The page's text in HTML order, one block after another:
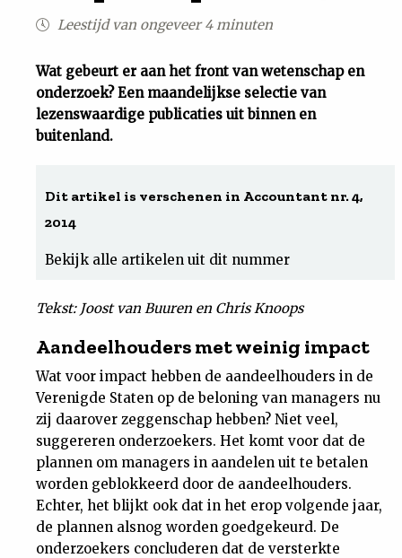
Uit
Feiten
Tuchtrecht
Magazine
Podcast
Dossiers
Nieuwsbrief
Leestijd van ongeveer 4 minuten
Wat gebeurt er aan het front van wetenschap en
onderzoek? Een maandelijkse selectie van
lezenswaardige publicaties uit binnen en
buitenland.
Dit artikel is verschenen in Accountant nr. 4,
2014
Bekijk alle artikelen uit dit nummer
Tekst: Joost van Buuren en Chris Knoops
Aandeelhouders met weinig impact
Wat voor impact hebben de aandeelhouders in de
Verenigde Staten op de beloning van managers nu
zij daarover zeggenschap hebben? Niet veel,
suggereren onderzoekers. Het komt voor dat de
plannen om managers in aandelen uit te betalen
worden geblokkeerd door de aandeelhouders.
Echter, het blijkt ook dat in het erop volgende jaar,
de plannen alsnog worden goedgekeurd. De
onderzoekers concluderen dat de versterkte